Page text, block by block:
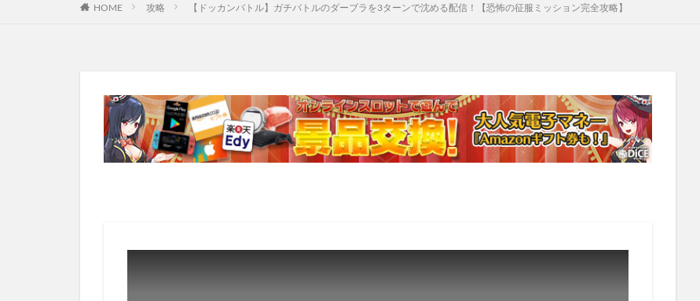
HOME 攻略 【ドッカンバトル】ガチバトルのダーブラを3ターンで沈める配信！【恐怖の征服ミッション完全攻略】